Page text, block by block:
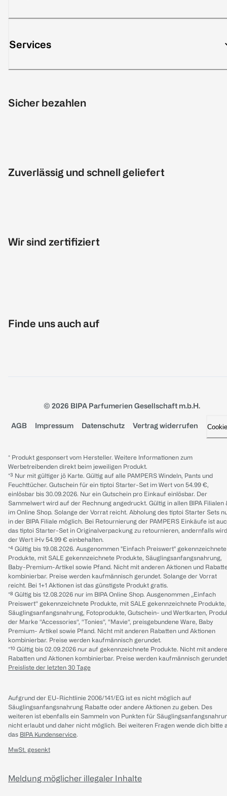
Services
Sicher bezahlen
Zuverlässig und schnell geliefert
Wir sind zertifiziert
Finde uns auch auf
© 2026 BIPA Parfumerien Gesellschaft m.b.H.
AGB Impressum Datenschutz Vertrag widerrufen
* Produkt gesponsert vom Hersteller. Weitere Informationen zum
Werbetreibenden direkt beim jeweiligen Produkt.
*³ Nur mit gültiger jö Karte. Gültig auf alle PAMPERS Windeln, Pants und
Feuchttücher. Gutschein für ein tiptoi Starter-Set im Wert von 54.99 €,
einlösbar bis 30.09.2026. Nur ein Gutschein pro Einkauf einlösbar. Der
Sammelwert wird auf der Rechnung angedruckt. Gültig in allen BIPA Filialen
im Online Shop. Solange der Vorrat reicht. Abholung des tiptoi Starter Sets
in der BIPA Filiale möglich. Bei Retournierung der PAMPERS Einkäufe ist
das tiptoi Starter-Set in Originalverpackung zu retournieren, andernfalls wird
der Wert iHv 54.99 € einbehalten.
*⁴ Gültig bis 19.08.2026. Ausgenommen "Einfach Preiswert" gekennzeichnete
Produkte, mit SALE gekennzeichnete Produkte, Säuglingsanfangsnahrung,
Baby-Premium-Artikel sowie Pfand. Nicht mit anderen Aktionen und
kombinierbar. Preise werden kaufmännisch gerundet. Solange der Vorrat
reicht. Bei 1+1 Aktionen ist das günstigste Produkt gratis.
*⁸ Gültig bis 12.08.2026 nur im BIPA Online Shop. Ausgenommen „Einfach
Preiswert“ gekennzeichnete Produkte, mit SALE gekennzeichnete Produkte,
Säuglingsanfangsnahrung, Fotoprodukte, Gutschein- und Wertkarten,
der Marke “Accessories“, “Tonies“, “Mavie“, preisgebundene Ware, Baby
Premium- Artikel sowie Pfand. Nicht mit anderen Rabatten und Aktionen
kombinierbar. Preise werden kaufmännisch gerundet.
*¹⁰ Gültig bis 02.09.2026 nur auf gekennzeichnete Produkte. Nicht mit
Rabatten und Aktionen kombinierbar. Preise werden kaufmännisch
Preisliste der letzten 30 Tage
Aufgrund der EU-Richtlinie 2006/141/EG ist es nicht möglich auf
Säuglingsanfangsnahrung Rabatte oder andere Aktionen zu geben. Des
weiteren ist ebenfalls ein Sammeln von Punkten für
nicht erlaubt und daher nicht möglich. Bei weiteren Fragen wende dich bitte
das BIPA Kundenservice.
MwSt. gesenkt
Meldung möglicher illegaler Inhalte